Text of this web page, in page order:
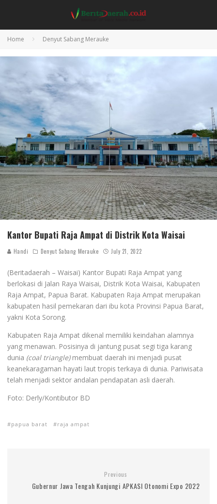
Home Denyut Sabang Merauke
Kantor Bupati Raja Ampat di Distrik Kota Waisai
Handi Denyut Sabang Merauke July 21, 2022
(Beritadaerah – Waisai) Kantor Bupati Raja Ampat yang
berlokasi di Jalan Raya Waisai, Distrik Kota Waisai, Kabupaten
Raja Ampat, Papua Barat. Kabupaten Raja Ampat merupakan
kabupaten hasil pemekaran dari ibu kota Provinsi Papua Barat,
yakni Kota Sorong.
Kabupaten Raja Ampat dikenal memiliki keindahan alamnya
yang menawan. Posisinya di jantung pusat segi tiga karang
dunia (coal triangle) membuat daerah ini menjadi pusat
keanekaragaman hayati laut tropis terkaya di dunia. Pariwisata
telah menjadi sektor andalan pendapatan asli daerah.
Foto: Derly/Kontibutor BD
papua barat raja ampat
Previous
Gubernur Jawa Tengah Kunjungi APKASI Otonomi Expo 2022